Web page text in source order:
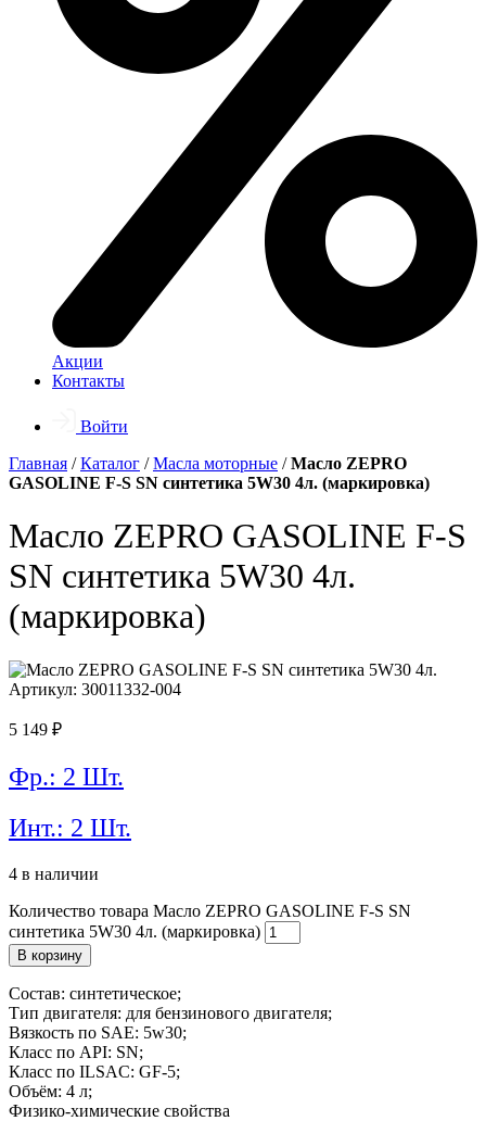
Акции
Контакты
Войти
Главная /Каталог /Масла моторные /Масло ZEPRO
GASOLINE F-S SN синтетика 5W30 4л. (маркировка)
Масло ZEPRO GASOLINE F-S
SN синтетика 5W30 4л.
(маркировка)
Артикул: 30011332-004
5 149 ₽
Фр.: 2 Шт.
Инт.: 2 Шт.
4 в наличии
Количество товара Масло ZEPRO GASOLINE F-S SN
синтетика 5W30 4л. (маркировка)
В корзину
Состав: синтетическое;
Тип двигателя: для бензинового двигателя;
Вязкость по SAE: 5w30;
Класс по API: SN;
Класс по ILSAC: GF-5;
Объём: 4 л;
Физико-химические свойства